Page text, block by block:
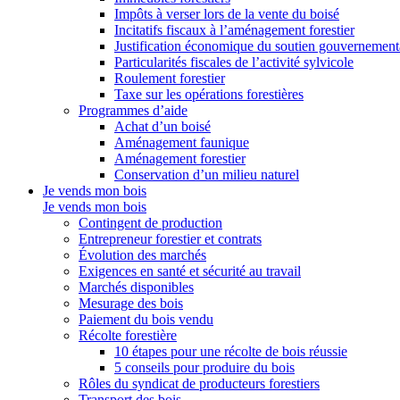
Impôts à verser lors de la vente du boisé
Incitatifs fiscaux à l’aménagement forestier
Justification économique du soutien
Particularités fiscales de l’activité sylvicole
Roulement forestier
Taxe sur les opérations forestières
Programmes d’aide
Achat d’un boisé
Aménagement faunique
Aménagement forestier
Conservation d’un milieu naturel
Je vends mon bois
Je vends mon bois
Contingent de production
Entrepreneur forestier et contrats
Évolution des marchés
Exigences en santé et sécurité au travail
Marchés disponibles
Mesurage des bois
Paiement du bois vendu
Récolte forestière
10 étapes pour une récolte de bois réussie
5 conseils pour produire du bois
Rôles du syndicat de producteurs forestiers